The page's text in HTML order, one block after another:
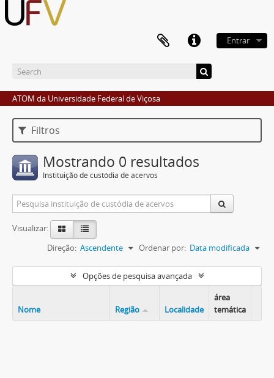
Entrar
ATOM da Universidade Federal de Viçosa
Filtros
Mostrando 0 resultados
Instituição de custódia de acervos
Visualizar:
Ordenar por: Data modificada
Direção: Ascendente
Opções de pesquisa avançada
Nome Região Localidade
área
temática